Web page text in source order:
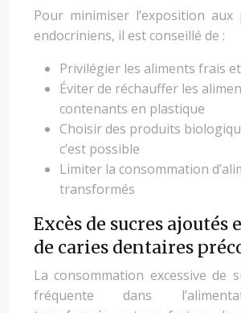
Pour minimiser l’exposition
endocriniens, il est conseillé de :
Privilégier les aliments frais
Éviter de réchauffer les
contenants en plastique
Choisir des produits
c’est possible
Limiter la consommation
transformés
Excès de sucres ajoutés
de caries dentaires
La consommation excessive de
fréquente dans